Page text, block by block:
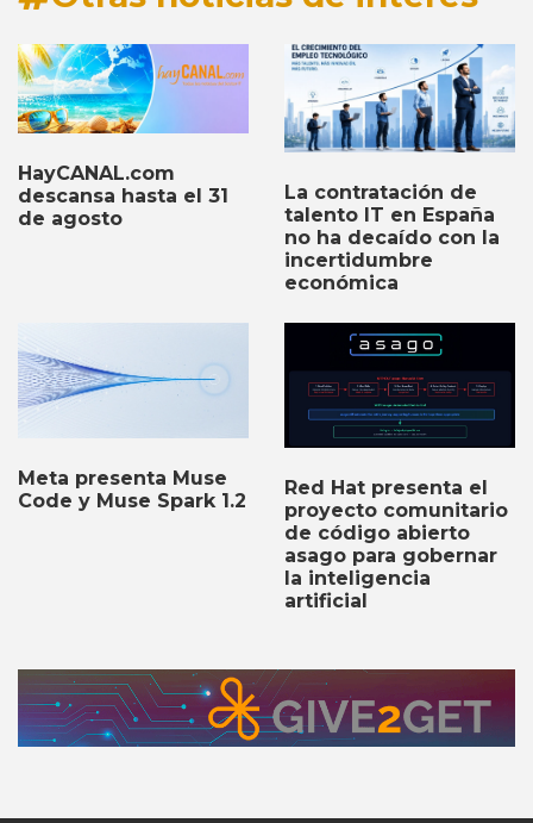
HayCANAL.com
descansa hasta el 31
de agosto
La contratación de
talento IT en España
no ha decaído con la
incertidumbre
económica
Meta presenta Muse
Code y Muse Spark 1.2
Red Hat presenta el
proyecto comunitario
de código abierto
asago para gobernar
la inteligencia
artificial